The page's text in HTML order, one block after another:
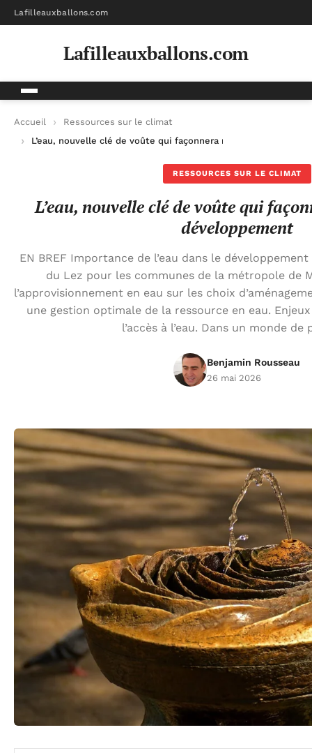
Lafilleauxballons.com
Lafilleauxballons.com
Accueil
Ressources sur le climat
L’eau, nouvelle clé de voûte qui façonnera nos choix de
RESSOURCES SUR LE CLIMAT
L’eau, nouvelle clé de voûte qui
développement
EN BREF Importance de l’eau dans le
du Lez pour les communes de la métropole de
l’approvisionnement en eau sur les choix
une gestion optimale de la ressource en eau.
l’accès à l’eau. Dans un monde
Benjamin Rousseau
26 mai 2026